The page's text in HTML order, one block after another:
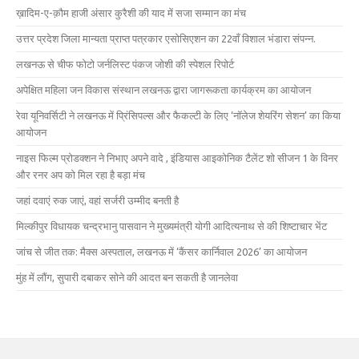
ख़ादिम-ए-क़ौम हाजी अंसार कुरैशी की याद में सजा सम्मान का मंच
उत्तर प्रदेश जिला मान्यता प्राप्त पत्रकार एसोसिएशन का 22वाँ विशाल भंडारा संपन्न.
लखनऊ से चीफ फोटो जर्नलिस्ट पंकज जोशी की स्पेशल रिपोर्ट
अपेक्षित महिला जन विकास संस्थान लखनऊ द्वारा जागरूकता कार्यक्रम का आयोजन
रेवा यूनिवर्सिटी ने लखनऊ में प्रिंसिपल्स और फैकल्टी के लिए ‘नॉलेज शेयरिंग सेशन’ का किया
आयोजन
नाइस फिल्म प्रोडक्शन ने निभाए अपने वादे , इंडियास आइकोनिक टैलेंट शो सीजन 1 के विनर
और रनर अप को मिल रहा है बड़ा मंच
जहां दवाएं रुक जाएं, वहां सर्जरी उम्मीद बनती है
मिल्कीपुर विधायक चन्द्रभानु पासवान ने मुख्यमंत्री योगी आदित्यनाथ से की शिष्टाचार भेंट
जांच से जीत तक: मैक्स अस्पताल, लखनऊ में ‘कैंसर कार्निवाल 2026’ का आयोजन
मुंह में लौंग, सुपारी दबाकर सोने की आदत बन सकती है जानलेवा